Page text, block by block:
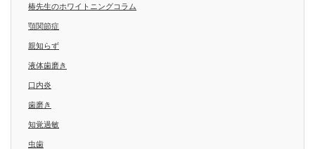
椿先生のホワイトニングコラム
顎関節症
親知らず
液体歯磨き
口内炎
歯磨き
知覚過敏
虫歯